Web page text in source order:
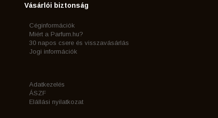
Vásárlói biztonság
Céginformációk
Miért a Parfum.hu?
30 napos csere és visszavásárlás
Jogi információk
Adatkezelés
ÁSZF
Elállási nyilatkozat